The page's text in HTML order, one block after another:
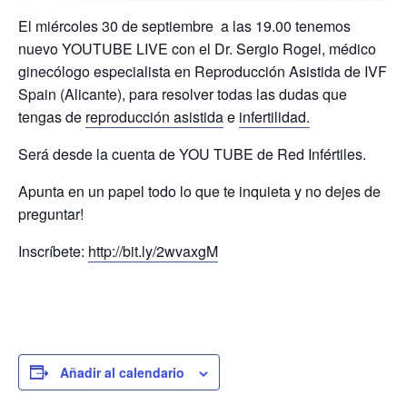
El miércoles 30 de septiembre a las 19.00 tenemos
nuevo YOUTUBE LIVE con el Dr. Sergio Rogel, médico
ginecólogo especialista en Reproducción Asistida de IVF
Spain (Alicante), para resolver todas las dudas que
tengas de reproducción asistidae infertilidad.
Será desde la cuenta de YOU TUBE de Red Infértiles.
Apunta en un papel todo lo que te inquieta y no dejes de
preguntar!
Inscríbete: http://bit.ly/2wvaxgM
Añadir al calendario